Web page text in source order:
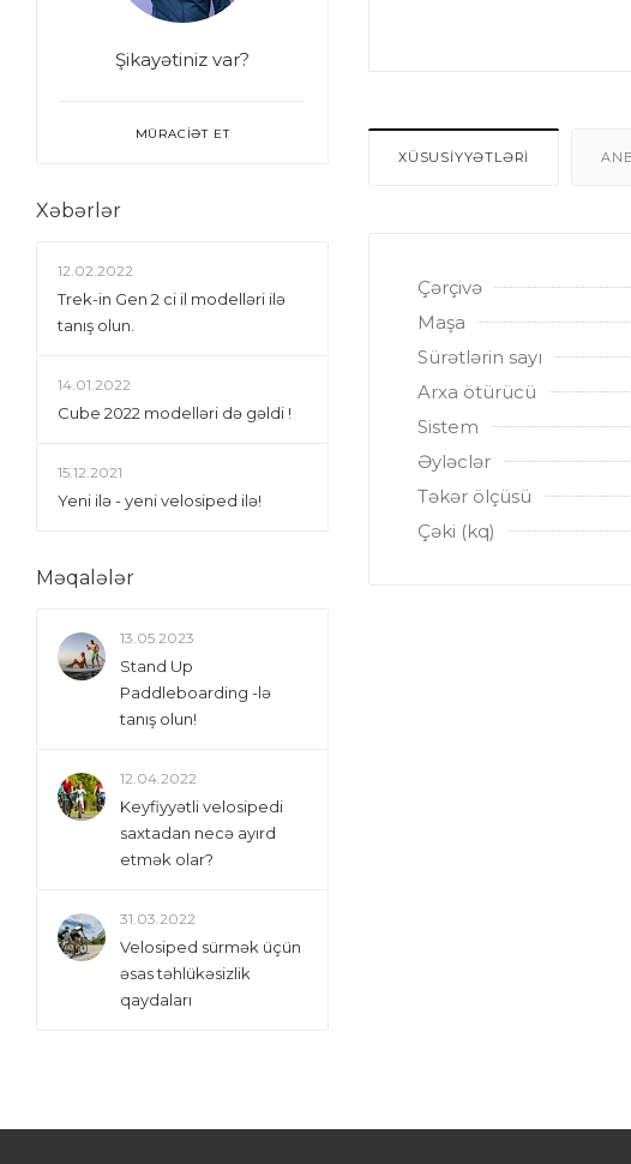
XÜSUSİYYƏTLƏRİ
Çərçivə
Maşa
Sürətlərin sayı
Arxa ötürücü
Sistem
Əyləclər
Təkər ölçüsü
Çəki (kq)
Şikayətiniz var?
MÜRACİƏT ET
Xəbərlər
12.02.2022
Trek-in Gen 2 ci il modelləri ilə
tanış olun.
14.01.2022
Сube 2022 modelləri də gəldi !
15.12.2021
Yeni ilə - yeni velosiped ilə!
Məqalələr
13.05.2023
Stand Up
Paddleboarding -lə
tanış olun!
12.04.2022
Keyfiyyətli velosipedi
saxtadan necə ayırd
etmək olar?
31.03.2022
Velosiped sürmək üçün
əsas təhlükəsizlik
qaydaları